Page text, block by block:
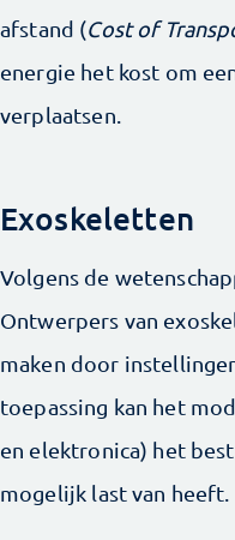
afstand (Cost of
energie het kost om
verplaatsen.
Exoskeletten
Volgens de
Ontwerpers van
maken door
toepassing kan het
en elektronica) het
mogelijk last van heeft.